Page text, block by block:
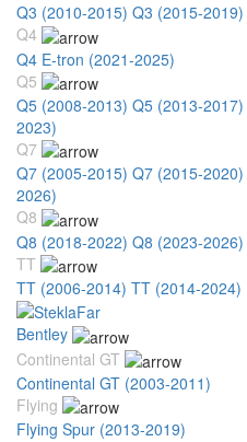
Q3 (2010-2015) Q3 (2015-2019)
Q4
Q4 E-tron (2021-2025)
Q5
Q5 (2008-2013) Q5 (2013-2017)
2023)
Q7
Q7 (2005-2015) Q7 (2015-2020)
2026)
Q8
Q8 (2018-2022) Q8 (2023-2026)
TT
TT (2006-2014) TT (2014-2024)
Bentley
Continental GT
Continental GT (2003-2011)
Flying
Flying Spur (2013-2019)